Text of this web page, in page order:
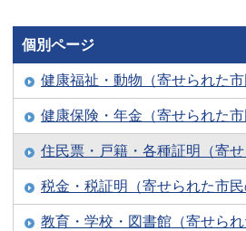
個別ページ
健康福祉・動物（寄せられた市
健康保険・年金（寄せられた市
住民票・戸籍・各種証明（寄せ
税金・税証明（寄せられた市民
教育・学校・図書館（寄せられ